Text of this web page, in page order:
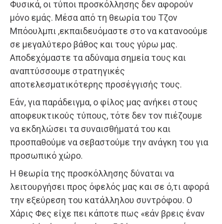
Φυσικά, οι τύποι προσκόλλησης δεν αφορούν
μόνο εμάς. Μέσα από τη θεωρία του Τζον
Μπόουλμπι ,εκπαιδευόμαστε στο να κατανοούμε
σε μεγαλύτερο βάθος και τους γύρω μας.
Αποδεχόμαστε τα αδύναμα σημεία τους και
αναπτύσσουμε στρατηγικές
αποτελεσματικότερης προσέγγισής τους.
Εάν, για παράδειγμα, ο φίλος μας ανήκει στους
αποφευκτικούς τύπους, τότε δεν τον πιέζουμε
να εκδηλώσει τα συναισθήματά του και
προσπαθούμε να σεβαστούμε την ανάγκη του για
προσωπικό χώρο.
Η θεωρία της προσκόλλησης δύναται να
λειτουργήσει προς όφελός μας και σε ό,τι αφορά
την εξεύρεση του κατάλληλου συντρόφου. Ο
Χάρις Φες είχε πει κάποτε πως «εάν βρεις έναν